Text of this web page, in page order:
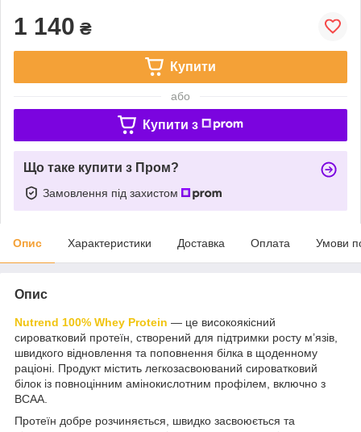
1 140 ₴
Купити
або
Купити з
Що таке купити з Пром?
Замовлення під захистом
Опис Характеристики Доставка Оплата Умови
Опис
Nutrend 100% Whey Protein — це високоякісний
сироватковий протеїн, створений для підтримки росту м’язів,
швидкого відновлення та поповнення білка в щоденному
раціоні. Продукт містить легкозасвоюваний сироватковий
білок із повноцінним амінокислотним профілем, включно з
BCAA.
Протеїн добре розчиняється, швидко засвоюється та